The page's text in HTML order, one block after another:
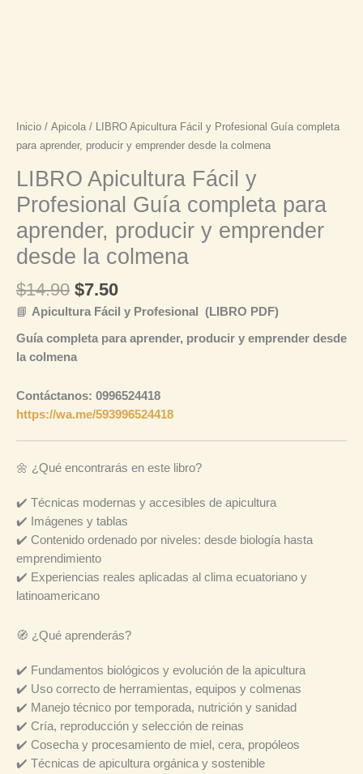
Inicio / Apicola / LIBRO Apicultura Fácil y Profesional Guía completa
para aprender, producir y emprender desde la colmena
LIBRO Apicultura Fácil y
Profesional Guía completa para
aprender, producir y emprender
desde la colmena
$14.90 $7.50
📘 Apicultura Fácil y Profesional (LIBRO PDF)
Guía completa para aprender, producir y emprender desde
la colmena
Contáctanos: 0996524418
https://wa.me/593996524418
🌼 ¿Qué encontrarás en este libro?
✔️ Técnicas modernas y accesibles de apicultura
✔️ Imágenes y tablas
✔️ Contenido ordenado por niveles: desde biología hasta
emprendimiento
✔️ Experiencias reales aplicadas al clima ecuatoriano y
latinoamericano
🧭 ¿Qué aprenderás?
✔️ Fundamentos biológicos y evolución de la apicultura
✔️ Uso correcto de herramientas, equipos y colmenas
✔️ Manejo técnico por temporada, nutrición y sanidad
✔️ Cría, reproducción y selección de reinas
✔️ Cosecha y procesamiento de miel, cera, propóleos
✔️ Técnicas de apicultura orgánica y sostenible